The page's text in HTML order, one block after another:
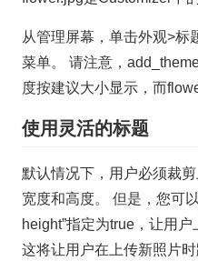
从管理屏幕，单击外观>标
菜单。 请注意，
度按建议大小显示，而
使用灵活的标题
默认情况下，用户必须裁
宽度和高度。 但是，您可
height”指定为true，让用
这将让用户在上传新照片时